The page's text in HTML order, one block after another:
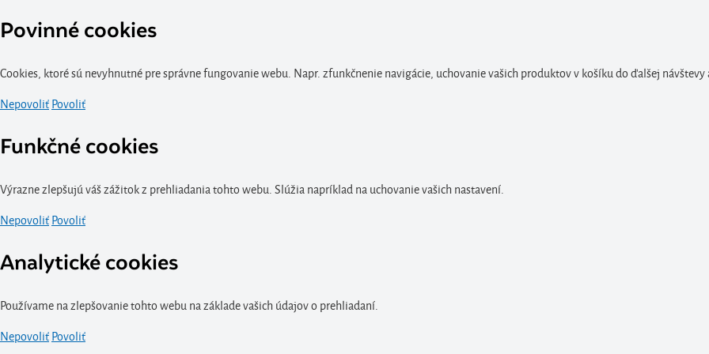
Povinné cookies
Cookies, ktoré sú nevyhnutné pre správne fungovanie webu. Napr. zfunkčnenie navigácie, uchovanie vašich produktov v košíku do ďalšej návštevy
NepovoliťPovoliť
Funkčné cookies
Výrazne zlepšujú váš zážitok z prehliadania tohto webu. Slúžia napríklad na uchovanie vašich nastavení.
NepovoliťPovoliť
Analytické cookies
Používame na zlepšovanie tohto webu na základe vašich údajov o prehliadaní.
NepovoliťPovoliť